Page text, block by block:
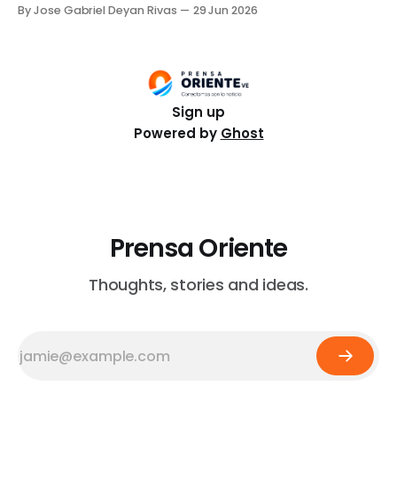
que se preparaba para viajar al país para ayudar en
By Jose Gabriel Deyan Rivas 29 Jun 2026
Sign up
Powered by Ghost
Prensa Oriente
Thoughts, stories and ideas.